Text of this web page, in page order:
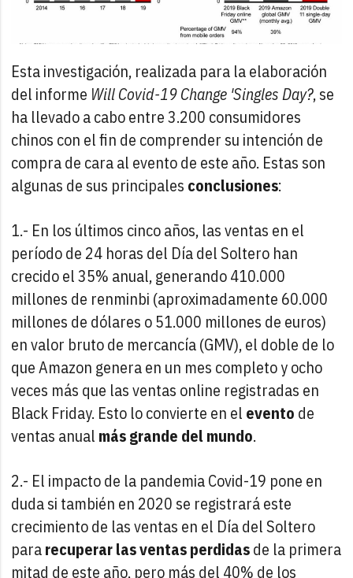
Esta investigación, realizada para la elaboración
del informe Will Covid-19 Change 'Singles Day?, se
ha llevado a cabo entre 3.200 consumidores
chinos con el fin de comprender su intención de
compra de cara al evento de este año. Estas son
algunas de sus principales conclusiones:
1.- En los últimos cinco años, las ventas en el
período de 24 horas del Día del Soltero han
crecido el 35% anual, generando 410.000
millones de renminbi (aproximadamente 60.000
millones de dólares o 51.000 millones de euros)
en valor bruto de mercancía (GMV), el doble de lo
que Amazon genera en un mes completo y ocho
veces más que las ventas online registradas en
Black Friday. Esto lo convierte en el evento de
ventas anual más grande del mundo.
2.- El impacto de la pandemia Covid-19 pone en
duda si también en 2020 se registrará este
crecimiento de las ventas en el Día del Soltero
pararecuperar las ventas perdidasde la primera
mitad de este año, pero más del 40% de los